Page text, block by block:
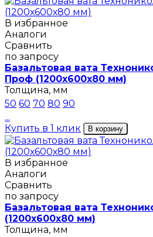
В избранное
Аналоги
Сравнить
по запросу
Базальтовая вата
Проф (1200х600х80 мм)
Толщина, мм
50 60 70 80 90
...
Купить в 1 клик
В корзину
В избранное
Аналоги
Сравнить
по запросу
Базальтовая вата
(1200х600х80 мм)
Толщина, мм